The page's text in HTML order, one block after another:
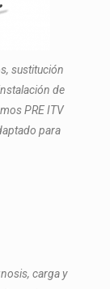
sustitución
de
PRE ITV
para
carga y